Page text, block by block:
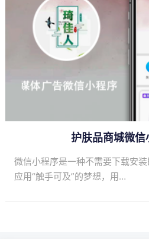
护肤品商城微信
微信小程序是一种不需要下载安
应用“触手可及”的梦想，用…